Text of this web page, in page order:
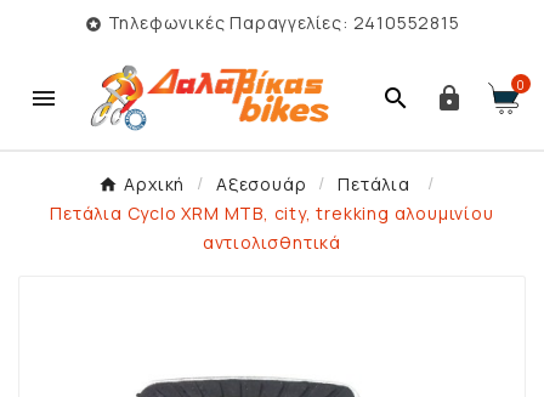
 Τηλεφωνικές Παραγγελίες: 2410552815
   0
Αρχική Αξεσουάρ
Πετάλια
Πετάλια Cyclo XRM ΜΤB, city, trekking αλουμινίου
αντιολισθητικά